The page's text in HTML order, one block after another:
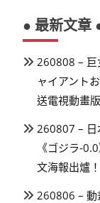
● 最新文章
260808 – 巨
ャイアント
送電視動畫版
260807 – 日
《ゴジラ-
文海報出爐！
260806 – 動